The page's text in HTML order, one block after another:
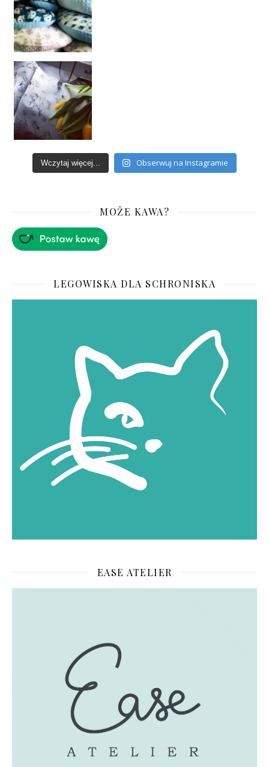
Wczytaj więcej... Obserwuj na Instagramie
MOŻE KAWA?
LEGOWISKA DLA SCHRONISKA
EASE ATELIER